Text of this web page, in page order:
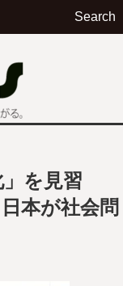
Search
を見習
本が社会問